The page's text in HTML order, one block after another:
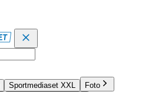
Sportmediaset XXL
Foto